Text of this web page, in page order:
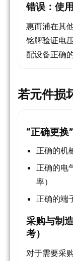
错误：使
惠而浦在其
铭牌验证电
配设备正确
若元件损
“正确更换
正确的机
正确的电
率）
正确的端
采购与制
考）
对于需要采